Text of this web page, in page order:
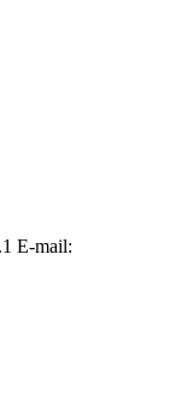
E-mail: